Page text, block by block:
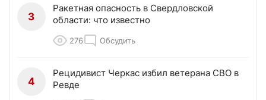
3
Ракетная опасность в Свердловской
области: что известно
276 Обсудить
4
Рецидивист Черкас избил ветерана СВО в
Ревде